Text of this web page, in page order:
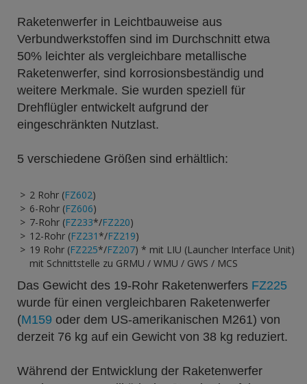
Raketenwerfer in Leichtbauweise aus
Verbundwerkstoffen sind im Durchschnitt etwa
50% leichter als vergleichbare metallische
Raketenwerfer, sind korrosionsbeständig und
weitere Merkmale. Sie wurden speziell für
Drehflügler entwickelt aufgrund der
eingeschränkten Nutzlast.
5 verschiedene Größen sind erhältlich:
2 Rohr (FZ602)
6-Rohr (FZ606)
7-Rohr (FZ233*/FZ220)
12-Rohr (FZ231*/FZ219)
19 Rohr (FZ225*/FZ207) * mit LIU (Launcher Interface Unit)
mit Schnittstelle zu GRMU / WMU / GWS / MCS
Das Gewicht des 19-Rohr Raketenwerfers FZ225
wurde für einen vergleichbaren Raketenwerfer
(M159 oder dem US-amerikanischen M261) von
derzeit 76 kg auf ein Gewicht von 38 kg reduziert.
Während der Entwicklung der Raketenwerfer